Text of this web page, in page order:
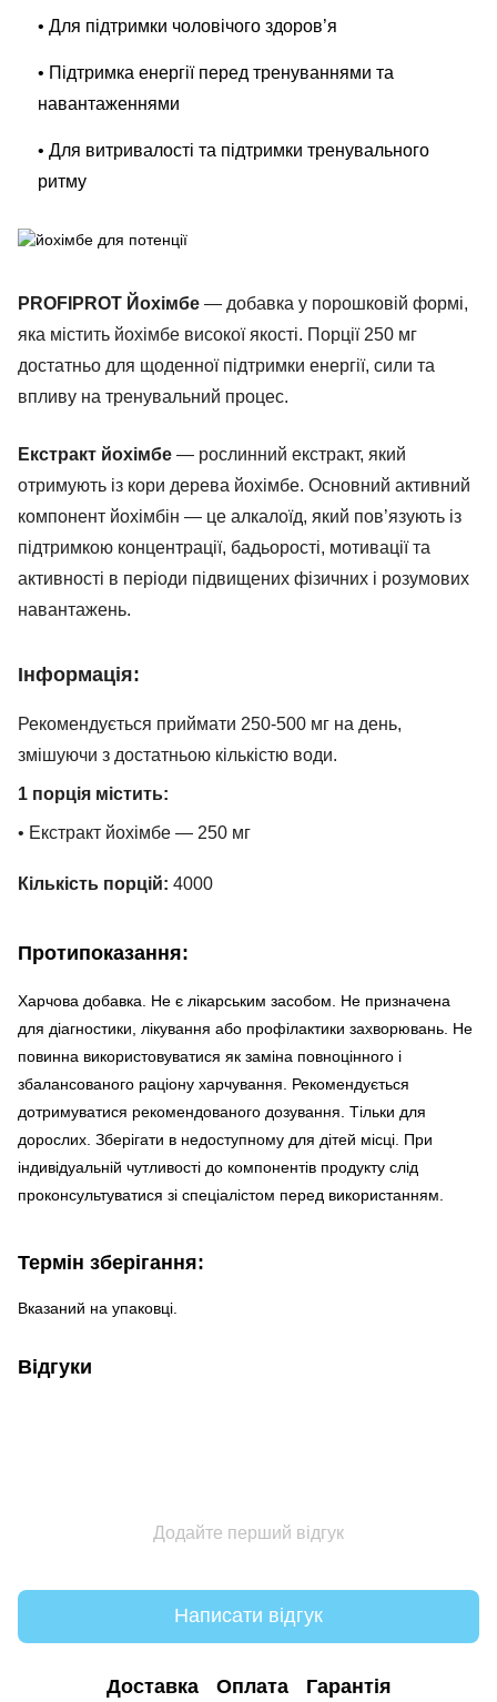
• Для підтримки чоловічого здоров’я
• Підтримка енергії перед тренуваннями та
навантаженнями
• Для витривалості та підтримки тренувального
ритму
PROFIPROT Йохімбе — добавка у порошковій формі,
яка містить йохімбе високої якості. Порції 250 мг
достатньо для щоденної підтримки енергії, сили та
впливу на тренувальний процес.
Екстракт йохімбе — рослинний екстракт, який
отримують із кори дерева йохімбе. Основний активний
компонент йохімбін — це алкалоїд, який пов’язують із
підтримкою концентрації, бадьорості, мотивації та
активності в періоди підвищених фізичних і розумових
навантажень.
Інформація:
Рекомендується приймати 250-500 мг на день,
змішуючи з достатньою кількістю води.
1 порція містить:
• Екстракт йохімбе — 250 мг
Кількість порцій: 4000
Протипоказання:
Харчова добавка. Не є лікарським засобом. Не призначена
для діагностики, лікування або профілактики захворювань. Не
повинна використовуватися як заміна повноцінного і
збалансованого раціону харчування. Рекомендується
дотримуватися рекомендованого дозування. Тільки для
дорослих. Зберігати в недоступному для дітей місці. При
індивідуальній чутливості до компонентів продукту слід
проконсультуватися зі спеціалістом перед використанням.
Термін зберігання:
Вказаний на упаковці.
Відгуки
Додайте перший відгук
Написати відгук
Доставка Оплата Гарантія